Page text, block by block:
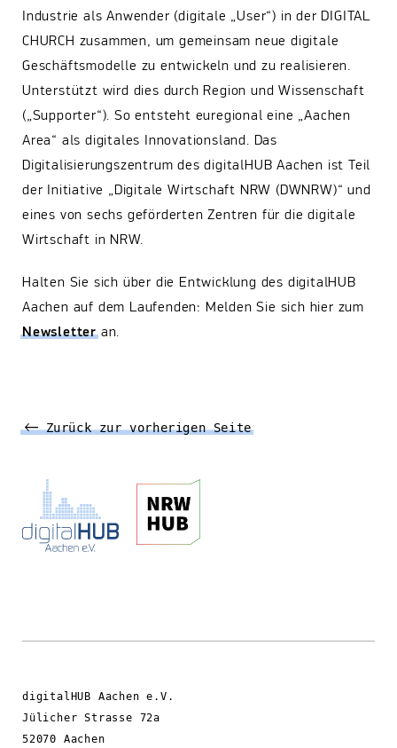
Industrie als Anwender (digitale „User“) in der DIGITAL
CHURCH zusammen, um gemeinsam neue digitale
Geschäftsmodelle zu entwickeln und zu realisieren.
Unterstützt wird dies durch Region und Wissenschaft
(„Supporter“). So entsteht euregional eine „Aachen
Area“ als digitales Innovationsland. Das
Digitalisierungszentrum des digitalHUB Aachen ist Teil
der Initiative „Digitale Wirtschaft NRW (DWNRW)“ und
eines von sechs geförderten Zentren für die digitale
Wirtschaft in NRW.
Halten Sie sich über die Entwicklung des digitalHUB
Aachen auf dem Laufenden: Melden Sie sich hier zum
Newsletter an.
Zurück zur vorherigen Seite
digitalHUB Aachen e.V.
Jülicher Strasse 72a
52070 Aachen